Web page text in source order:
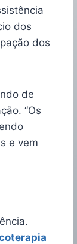
dos
dos
de
“Os
e vem